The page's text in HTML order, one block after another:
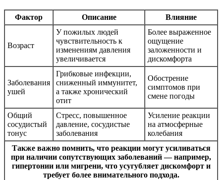
Фактор Описание Влияние
Возраст
У пожилых людей
чувствительность к
изменениям давления
увеличивается
Более выраженное
ощущение
заложенности и
дискомфорта
Заболевания
ушей
Грибковые инфекции,
сниженный иммунитет,
а также хронический
отит
Обострение
симптомов при
смене погоды
Общий
сосудистый
тонус
Стресс, повышенное
давление, сосудистые
заболевания
Усиление реакции
на атмосферные
колебания
Также важно помнить, что реакции могут усиливаться
при наличии сопутствующих заболеваний — например,
гипертонии или мигрени, что усугубляет дискомфорт и
требует более внимательного подхода.